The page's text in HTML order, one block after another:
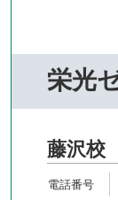
栄光
藤沢校